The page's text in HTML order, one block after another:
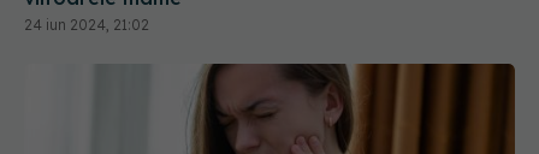
24 iun 2024, 21:02